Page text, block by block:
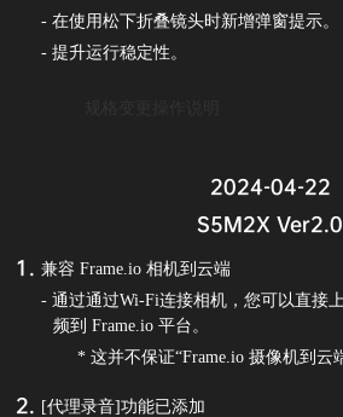
- 在使用松下折叠镜头时新增弹窗提示。
- 提升运行稳定性。
2024-04-22
S5M2X Ver2.0
兼容 Frame.io 相机到云端
- 通过通过Wi-Fi连接相机，您可以直接
频到 Frame.io 平台。
* 这并不保证“Frame.io 摄像机到云
[代理录音]功能已添加